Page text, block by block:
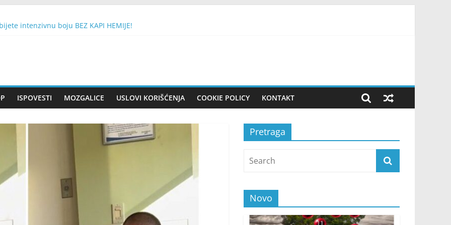
intenzivnu boju BEZ KAPI HEMIJE!
Mobitel
TEŠKU NATO BOMBU SA 430 KG EKSPLOZIVA: Nisam sujeveran, ali ovako uvek pripremam teren! FOTO
ISPOVESTI MOZGALICE USLOVI KORIŠĆENJA COOKIE POLICY KONTAKT
Pretraga
Novo